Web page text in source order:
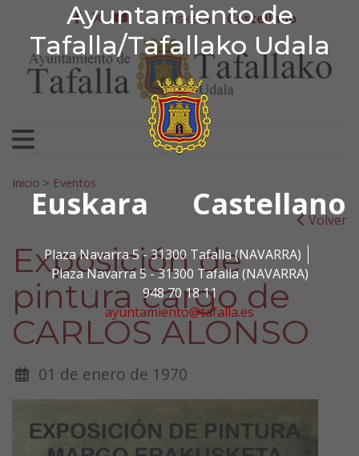
Ayuntamiento de
Tafalla/Tafallako Udala
Euskara Castellano
Plaza Navarra 5 - 31300 Tafalla (NAVARRA)
Plaza Navarra 5 - 31300 Tafalla (NAVARRA)
948 70 18 11
ayuntamiento@tafalla.es
Ir al contenido
Ayuntamiento de
facebook
twitter
youtube
Euskera Castellano
Search for:
Inicio > Eventos
Volver
Exposición de
pintura cargo de
CARLOS ALONSO
01 de enero de 1970